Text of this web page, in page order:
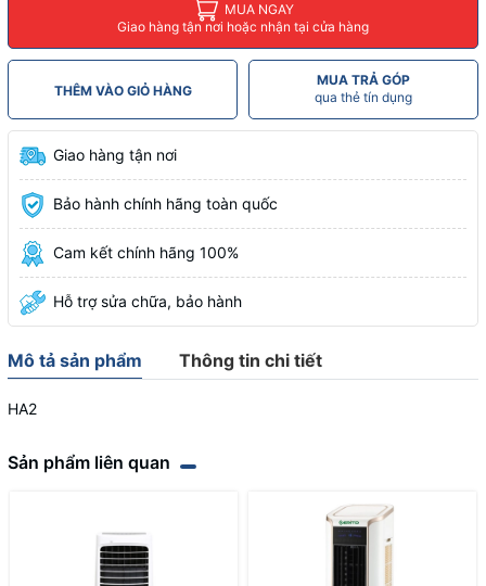
MUA NGAY
Giao hàng tận nơi hoặc nhận tại cửa hàng
THÊM VÀO GIỎ HÀNG
MUA TRẢ GÓP
qua thẻ tín dụng
Giao hàng tận nơi
Bảo hành chính hãng toàn quốc
Cam kết chính hãng 100%
Hỗ trợ sửa chữa, bảo hành
Mô tả sản phẩm Thông tin chi tiết
HA2
Sản phẩm liên quan